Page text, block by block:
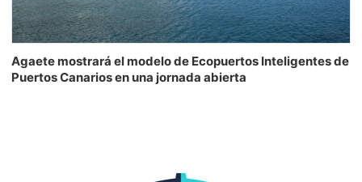
Agaete mostrará el modelo de Ecopuertos Inteligentes de
Puertos Canarios en una jornada abierta